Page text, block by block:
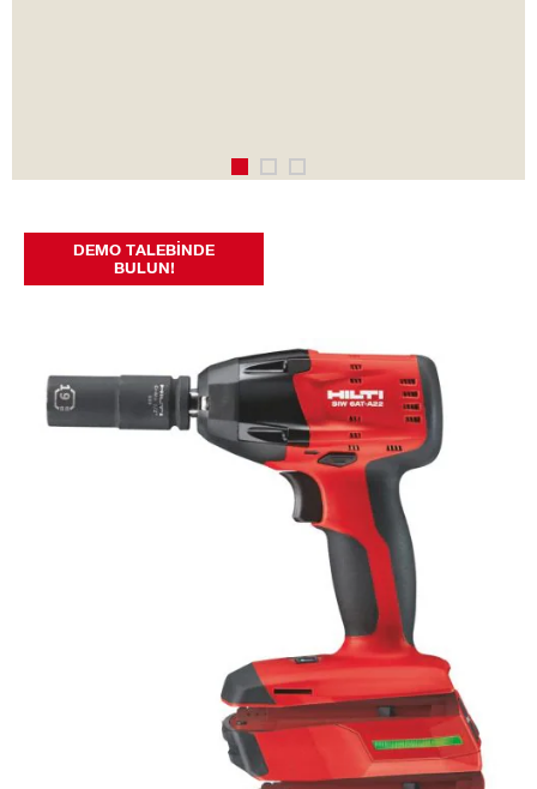
DEMO TALEBİNDE
BULUN!